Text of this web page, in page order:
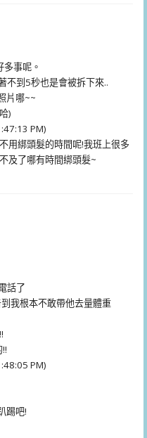
事呢。
不到5秒也是會被拆下來..
片哪~~
)
PM)
用綁頭髮的時間呢!我班上很多
及了哪有時間綁頭髮~
話了
我根本不敢帶他去量體重
PM)
踢吧!